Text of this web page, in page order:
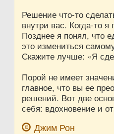
Решение что-то
внутри вас. Когда-то
Позднее я понял, что
это измениться
Скажите лучше: «Я
Порой не имеет
главное, что вы ее
решений. Вот две
себя: вдохновение и
Джим Рон